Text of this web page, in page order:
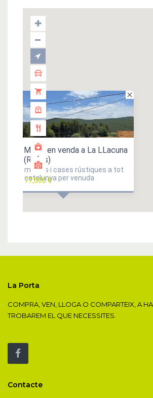
Masía en venda a La LLacuna
(Rofes)
masies i cases rústiques a tot
catalunya per venuda
77,000 €
La Porta
COMPRA, VEN, LLOGA O COMPARTEIX, A
TROBAREM EL QUE NECESSITES.
Contacte